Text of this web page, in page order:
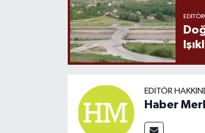
EDITÖR
Haber